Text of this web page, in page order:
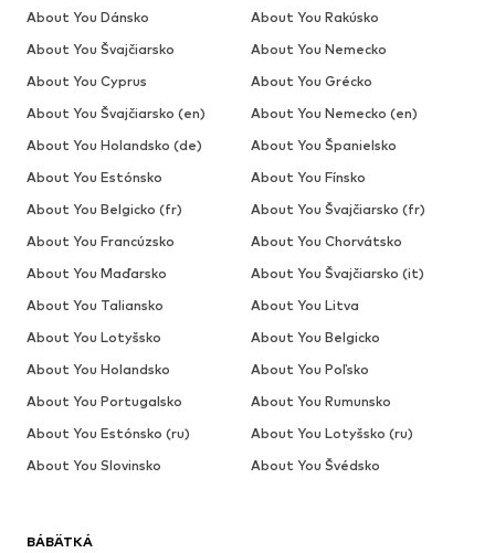
BÁBÄTKÁ
About You Dánsko
About You Rakúsko
About You Švajčiarsko
About You Nemecko
About You Cyprus
About You Grécko
About You Švajčiarsko (en)
About You Nemecko (en)
About You Holandsko (de)
About You Španielsko
About You Estónsko
About You Fínsko
About You Belgicko (fr)
About You Švajčiarsko (fr)
About You Francúzsko
About You Chorvátsko
About You Maďarsko
About You Švajčiarsko (it)
About You Taliansko
About You Litva
About You Lotyšsko
About You Belgicko
About You Holandsko
About You Poľsko
About You Portugalsko
About You Rumunsko
About You Estónsko (ru)
About You Lotyšsko (ru)
About You Slovinsko
About You Švédsko